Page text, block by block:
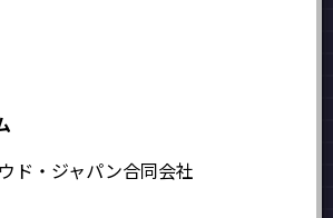
ド・ジャパン合同会社